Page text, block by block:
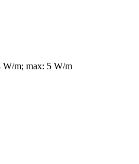
W/m; max: 5 W/m